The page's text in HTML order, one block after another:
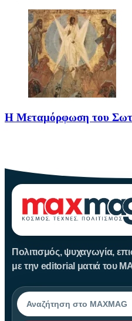
Η Μεταμόρφωση του
Πολιτισμός, ψυχαγωγία,
με την editorial ματιά του
Αναζήτηση